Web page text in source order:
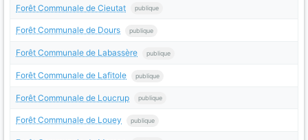
Forêt Communale de Cieutat publique
Forêt Communale de Dours publique
Forêt Communale de Labassère publique
Forêt Communale de Lafitole publique
Forêt Communale de Loucrup publique
Forêt Communale de Louey publique